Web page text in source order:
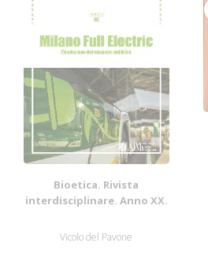
Bioetica. Rivista
interdisciplinare. Anno XX.
Vicolo del Pavone